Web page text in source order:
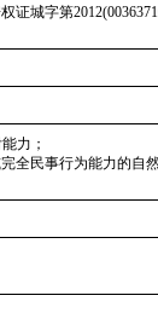
证城字第
力；
全民事行为能力的自然